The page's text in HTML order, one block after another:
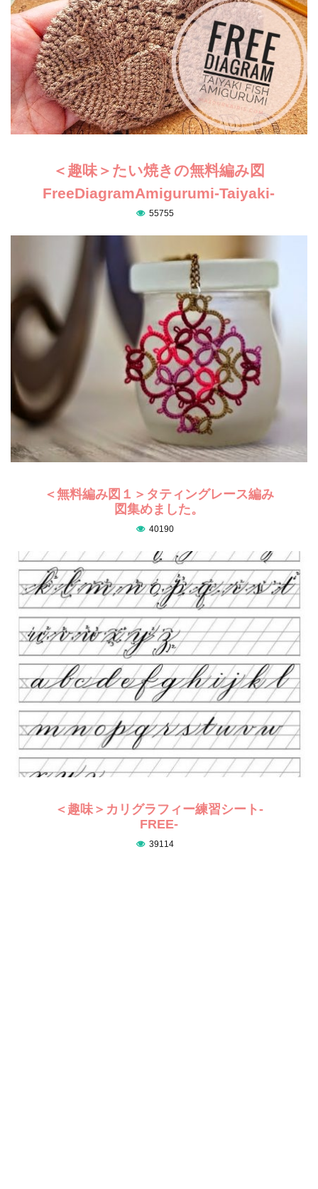
＜趣味＞たい焼きの無料編み図
FreeDiagramAmigurumi-Taiyaki-
55755
＜無料編み図１＞タティングレース編み
図集めました。
40190
＜趣味＞カリグラフィー練習シート-
FREE-
39114